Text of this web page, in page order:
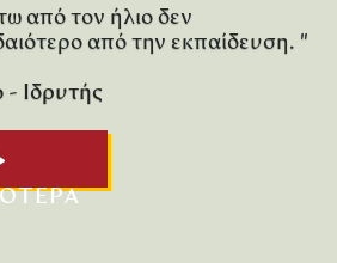
από τον ήλιο δεν
από την εκπαίδευση. "
- Ιδρυτής